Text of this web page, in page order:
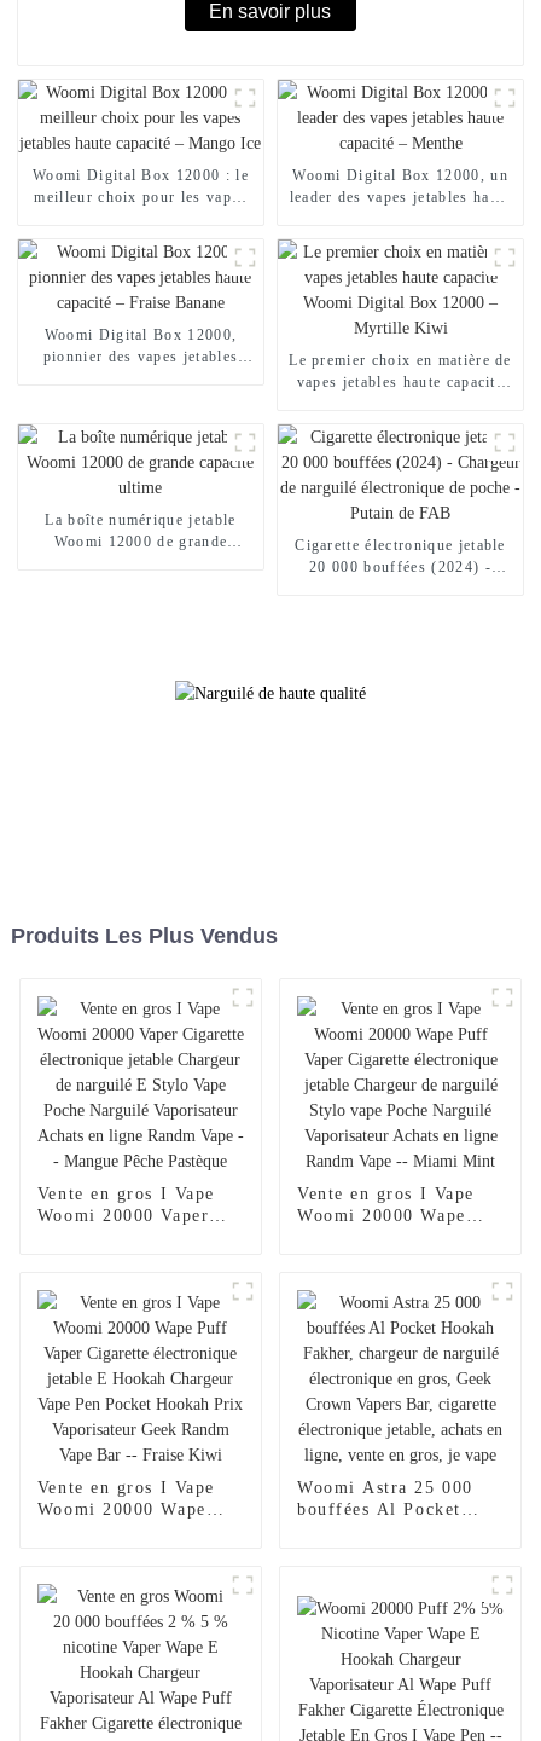
En savoir plus
Woomi Digital Box 12000 : le
meilleur choix pour les vapes
Woomi Digital Box 12000, un
leader des vapes jetables haute
Woomi Digital Box 12000,
pionnier des vapes jetables
Le premier choix en matière de
vapes jetables haute capacité
La boîte numérique jetable
Woomi 12000 de grande
Cigarette électronique jetable
20 000 bouffées (2024) -
Produits Les Plus Vendus
Vente en gros I Vape
Woomi 20000 Vaper
Poche Narguilé
Vaporisateur Achats en
ligne Randm Vape --
Mangue Pêche Pastèque
Vente en gros I Vape
Woomi 20000 Wape
Stylo vape Poche
Narguilé Vaporisateur
Achats en ligne Randm
Vape -- Miami Mint
Vente en gros I Vape
Woomi 20000 Wape
Pen Pocket Hookah
Prix Vaporisateur Geek
Randm Vape Bar --
Woomi Astra 25 000
bouffées Al Pocket
Geek Crown Vapers
Bar, cigarette
électronique jetable,
achats en ligne, vente
en gros, je vape